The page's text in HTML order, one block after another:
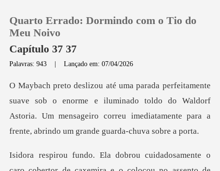
Loja
Histórico
Sair
Quarto Errado: Dormindo com o Tio do
Meu Noivo
Capítulo 37 37
Palavras: 943 |Lançado em: 07/04/2026
orme e iluminado toldo do Waldorf
Astoria. Um mensageiro correu imed
samente o